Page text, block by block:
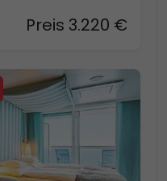
Preis 3.220 €